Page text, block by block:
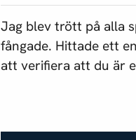
Jag blev trött på alla
fångade. Hittade ett
att verifiera att du är